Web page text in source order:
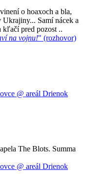
o hoaxoch a bla,
Samí nácek a
kľačí pred pozost ..
na vojnu!" (rozhovor)
@ areál Drienok
The Blots. Summa
@ areál Drienok